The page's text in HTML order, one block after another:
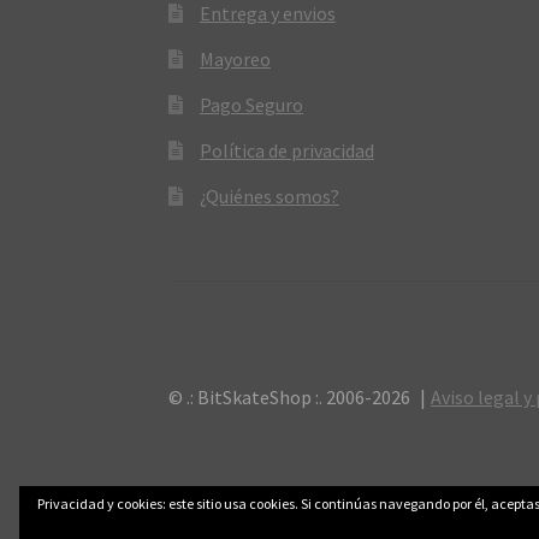
Entrega y envios
Mayoreo
Pago Seguro
Política de privacidad
¿Quiénes somos?
© .: BitSkateShop :. 2006-2026 Aviso legal y
Privacidad y cookies: este sitio usa cookies. Si continúas navegando por él,